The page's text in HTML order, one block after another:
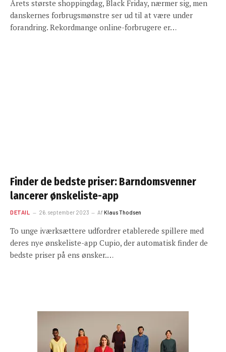
Årets største shoppingdag, Black Friday, nærmer sig, men
danskernes forbrugsmønstre ser ud til at være under
forandring. Rekordmange online-forbrugere er…
Finder de bedste priser: Barndomsvenner
lancerer ønskeliste-app
DETAIL 26. september 2023 AfKlaus Thodsen
To unge iværksættere udfordrer etablerede spillere med
deres nye ønskeliste-app Cupio, der automatisk finder de
bedste priser på ens ønsker.…